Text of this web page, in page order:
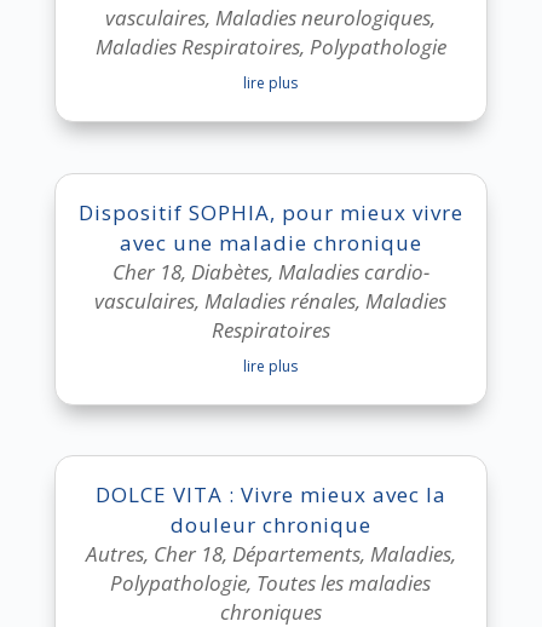
vasculaires,Maladies neurologiques,
Maladies Respiratoires, Polypathologie
lire plus
Dispositif SOPHIA, pour mieux vivre
avec une maladie chronique
Cher 18, Diabètes, Maladies cardio-
vasculaires,Maladies rénales,Maladies
Respiratoires
lire plus
DOLCE VITA : Vivre mieux avec la
douleur chronique
Autres, Cher 18, Départements, Maladies,
Polypathologie, Toutes les maladies
chroniques